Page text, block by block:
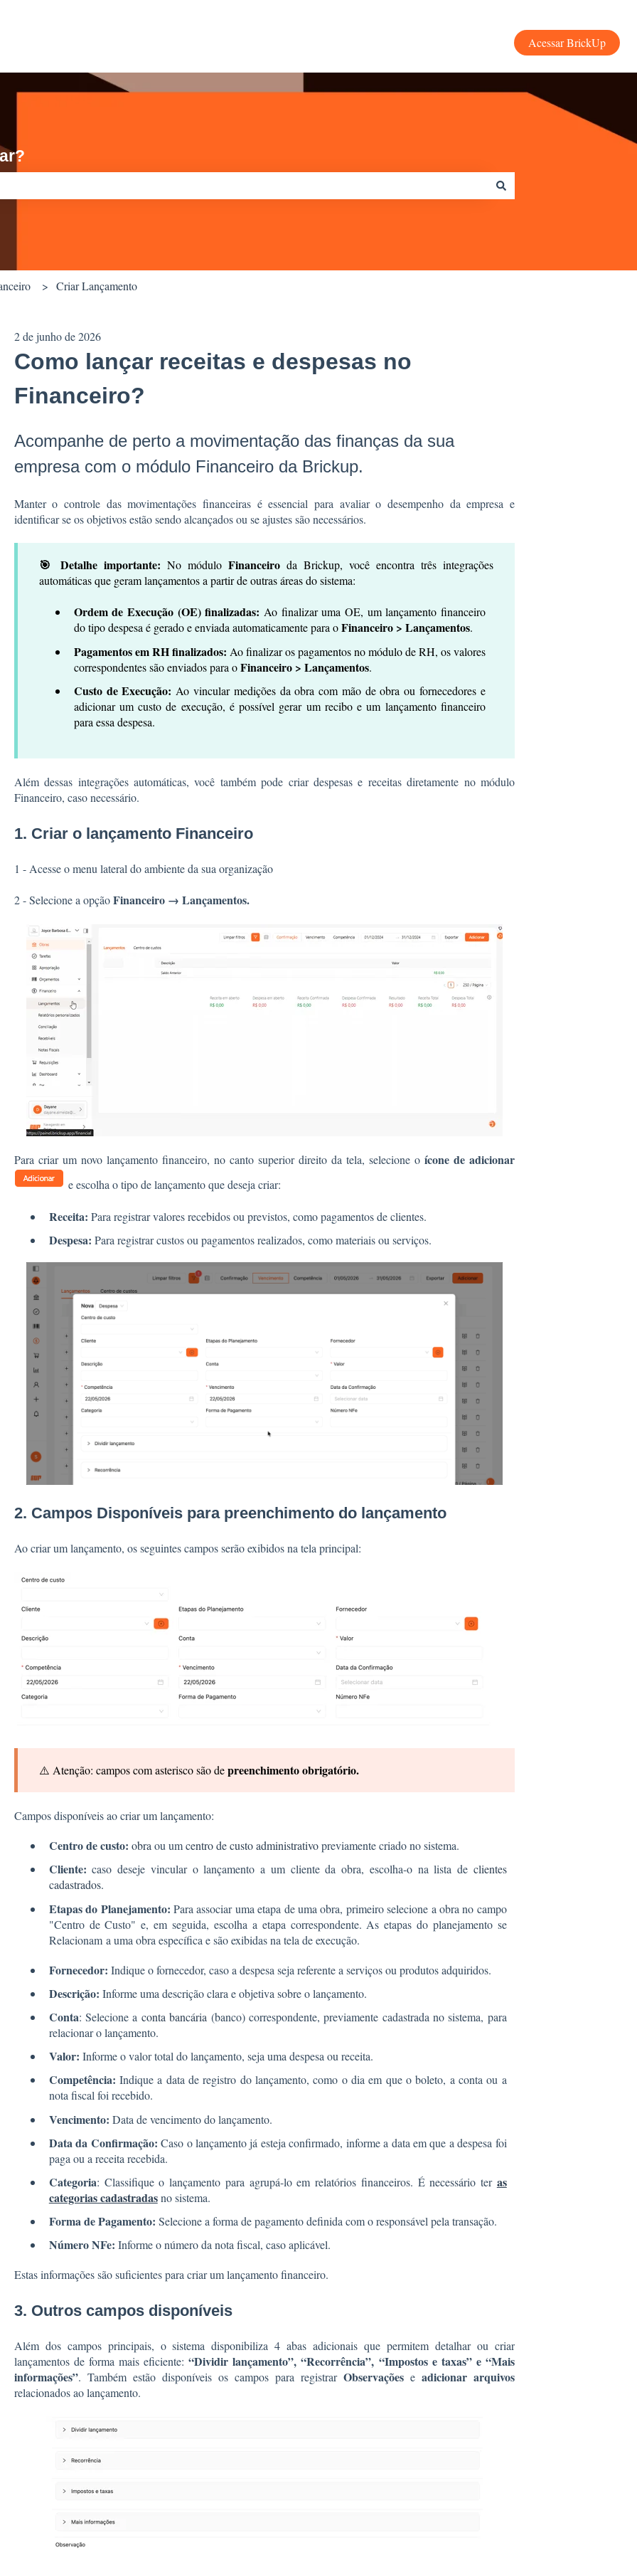
Acessar BrickUp
Criar Lançamento
2 de junho de 2026
Como lançar receitas e despesas no
Financeiro?
Acompanhe de perto a movimentação das finanças da sua
empresa com o módulo Financeiro da Brickup.
Manter o controle das movimentações financeiras é essencial para avaliar o desempenho da empresa e
identificar se os objetivos estão sendo alcançados ou se ajustes são necessários.
🎯 Detalhe importante: No módulo Financeiroda Brickup, você encontra três integrações
automáticas que geram lançamentos a partir de outras áreas do sistema:
Ordem de Execução (OE) finalizadas: Ao finalizar uma OE, um lançamento financeiro
do tipo despesa é gerado e enviada automaticamente para oFinanceiro > Lançamentos.
Pagamentos em RH finalizados: Ao finalizar os pagamentos no módulo de RH, os valores
correspondentes são enviados para oFinanceiro > Lançamentos.
Custo de Execução: Ao vincular medições da obra com mão de obra ou fornecedores e
adicionar um custo de execução, é possível gerar um recibo e um lançamento financeiro
para essa despesa.
Além dessas integrações automáticas, você também pode criar despesas e receitas diretamente no módulo
Financeiro, caso necessário.
1. Criar o lançamento Financeiro
1 - Acesse o menu lateral do ambiente da sua organização
2 - Selecione a opçãoFinanceiro → Lançamentos.
Para criar um novo lançamento financeiro, no canto superior direito da tela, selecione o ícone de adicionar
e escolha o tipo de lançamento que deseja criar:
Receita: Para registrar valores recebidos ou previstos, como pagamentos de clientes.
Despesa: Para registrar custos ou pagamentos realizados, como materiais ou serviços.
2. Campos Disponíveis para preenchimento do lançamento
Ao criar um lançamento, os seguintes campos serão exibidos na tela principal:
⚠️ Atenção: campos com asterisco são depreenchimento obrigatório.
Campos disponíveis ao criar um lançamento:
Centro de custo: obraou umcentro de custo administrativopreviamente criado no sistema.
Cliente: caso deseje vincular o lançamento a um cliente da obra, escolha-o na lista de clientes
cadastrados.
Etapas do Planejamento: Para associar uma etapa de uma obra, primeiro selecione a obra no campo
"Centro de Custo" e, em seguida, escolha a etapa correspondente. As etapas do planejamento se
Relacionam a uma obra específica e são exibidas na tela de execução.
Fornecedor: Indique o fornecedor, caso a despesa seja referente a serviços ou produtos adquiridos.
Descrição: Informe uma descrição clara e objetiva sobre o lançamento.
Conta: Selecione a conta bancária (banco) correspondente, previamente cadastrada no sistema, para
relacionar o lançamento.
Valor: Informe o valor total do lançamento, seja uma despesa ou receita.
Competência: Indique a data de registro do lançamento, como o dia em que o boleto, a conta ou a
nota fiscal foi recebido.
Vencimento: Data de vencimento do lançamento.
Data da Confirmação: Caso o lançamento já esteja confirmado, informe a data em que a despesa foi
paga ou a receita recebida.
Categoria: Classifique o lançamento para agrupá-lo em relatórios financeiros. É necessário ter as
categorias cadastradasno sistema.
Forma de Pagamento: Selecione a forma de pagamento definida com o responsável pela transação.
Número NFe: Informe o número da nota fiscal, caso aplicável.
Estas informações são suficientes para criar um lançamento financeiro.
3. Outros campos disponíveis
Além dos campos principais, o sistema disponibiliza 4 abas adicionais que permitem detalhar ou criar
lançamentos de forma mais eficiente: “Dividir lançamento”, “Recorrência”, “Impostos e taxas” e “Mais
informações”. Também estão disponíveis os campos para registrar Observaçõese adicionar arquivos
relacionados ao lançamento.